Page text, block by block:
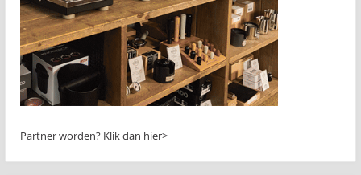
Partner worden? Klik dan hier>